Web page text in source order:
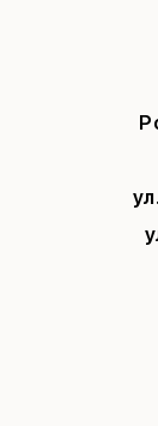
Политика
Соглашение на